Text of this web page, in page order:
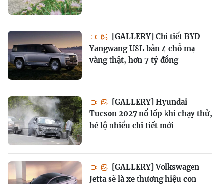
[GALLERY] Chi tiết BYD
Yangwang U8L bản 4 chỗ mạ
vàng thật, hơn 7 tỷ đồng
[GALLERY] Hyundai
Tucson 2027 nổ lốp khi chạy thử,
hé lộ nhiều chi tiết mới
[GALLERY] Volkswagen
Jetta sẽ là xe thương hiệu con